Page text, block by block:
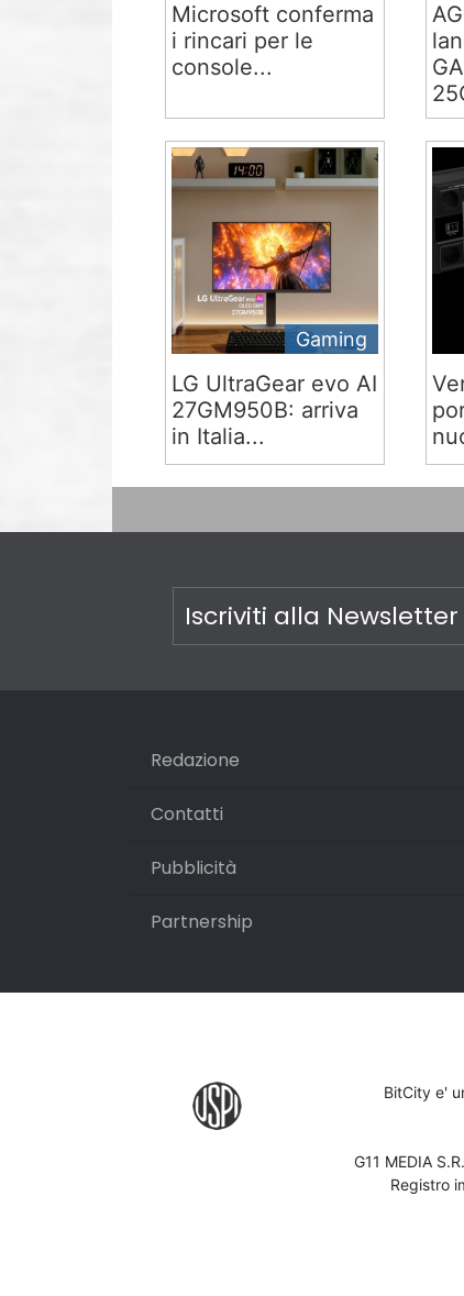
Microsoft conferma
i rincari per le
console...
Gaming
LG UltraGear evo AI
27GM950B: arriva
in Italia...
Iscriviti alla Newsletter
Redazione
Contatti
Pubblicità
Partnership
BitCity e'
G11 MEDIA
Registro